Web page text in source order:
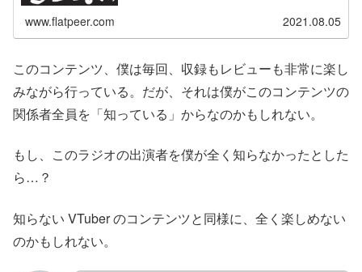
www.flatpeer.com 2021.08.05
このコンテンツ、僕は毎回、収録もレビューも非常に楽し
みながら行っている。だが、それは僕がこのコンテンツの
関係者全員を「知っている」からなのかもしれない。
もし、このラジオの出演者を僕が全く知らなかったとした
ら…？
知らない VTuber のコンテンツと同様に、全く楽しめない
のかもしれない。